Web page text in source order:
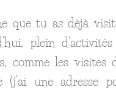
que tu as déjà
plein
comme les visites
(j’ai une adresse